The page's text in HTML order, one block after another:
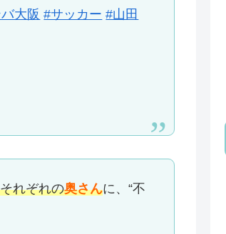
大阪 #サッカー #山田
れぞれの奥さんに、“不